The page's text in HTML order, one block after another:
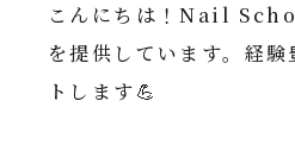
こんにちは！Nail
を提供しています。経
トします💪